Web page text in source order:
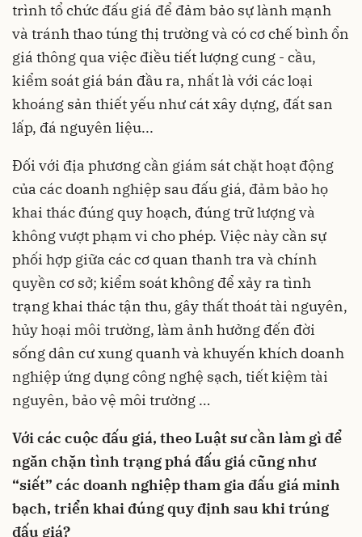
trình tổ chức đấu giá để đảm bảo sự lành mạnh
và tránh thao túng thị trường và có cơ chế bình ổn
giá thông qua việc điều tiết lượng cung - cầu,
kiểm soát giá bán đầu ra, nhất là với các loại
khoáng sản thiết yếu như cát xây dựng, đất san
lấp, đá nguyên liệu...
Đối với địa phương cần giám sát chặt hoạt động
của các doanh nghiệp sau đấu giá, đảm bảo họ
khai thác đúng quy hoạch, đúng trữ lượng và
không vượt phạm vi cho phép. Việc này cần sự
phối hợp giữa các cơ quan thanh tra và chính
quyền cơ sở; kiểm soát không để xảy ra tình
trạng khai thác tận thu, gây thất thoát tài nguyên,
hủy hoại môi trường, làm ảnh hưởng đến đời
sống dân cư xung quanh và khuyến khích doanh
nghiệp ứng dụng công nghệ sạch, tiết kiệm tài
nguyên, bảo vệ môi trường …
Với các cuộc đấu giá, theoLuật sư cần làm gì để
ngăn chặn tình trạng phá đấu giá cũng như
“siết” các doanh nghiệp tham gia đấu giá minh
bạch, triển khai đúng quy định sau khi trúng
đấu giá?